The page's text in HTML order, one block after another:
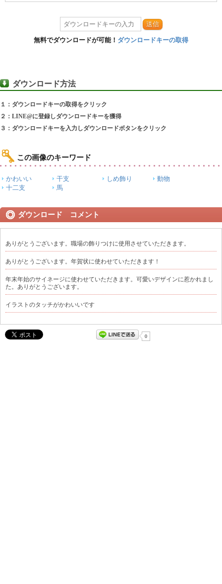
送信
無料でダウンロードが可能！ ダウンロードキーの取得
ダウンロード方法
１：ダウンロードキーの取得をクリック
２：LINE@に登録しダウンロードキーを獲得
３：ダウンロードキーを入力しダウンロードボタンをクリック
この画像のキーワード
かわいい 干支 しめ飾り
動物
十二支
馬
ダウンロード コメント
ありがとうございます。職場の飾りつけに使用させていただきます。
ありがとうございます。年賀状に使わせていただきます！
年末年始のサイネージに使わせていただきます。可愛いデザインに惹かれまし
た。ありがとうございます。
イラストのタッチがかわいいです
0